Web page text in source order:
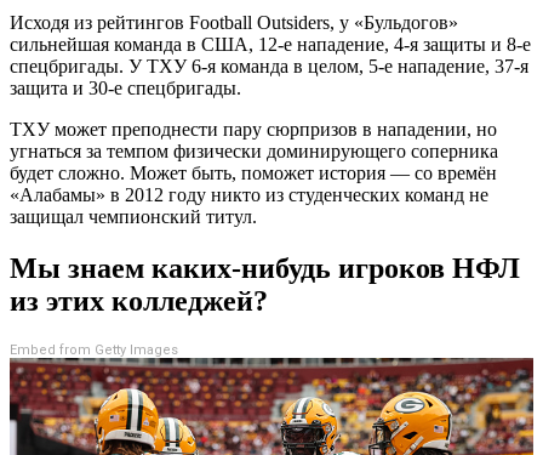
Исходя из рейтингов Football Outsiders, у «Бульдогов»
сильнейшая команда в США, 12-е нападение, 4-я защиты и 8-е
спецбригады. У ТХУ 6-я команда в целом, 5-е нападение, 37-я
защита и 30-е спецбригады.
ТХУ может преподнести пару сюрпризов в нападении, но
угнаться за темпом физически доминирующего соперника
будет сложно. Может быть, поможет история — со времён
«Алабамы» в 2012 году никто из студенческих команд не
защищал чемпионский титул.
Мы знаем каких-нибудь игроков НФЛ
из этих колледжей?
Embed from Getty Images